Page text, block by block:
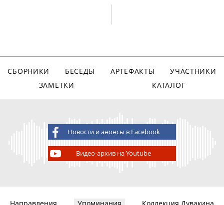
СБОРНИКИ БЕСЕДЫ АРТЕФАКТЫ
УЧАСТНИКИ
ЗАМЕТКИ
КАТАЛОГ
Новости и анонсы в Facebook
Видео-архив на Youtube